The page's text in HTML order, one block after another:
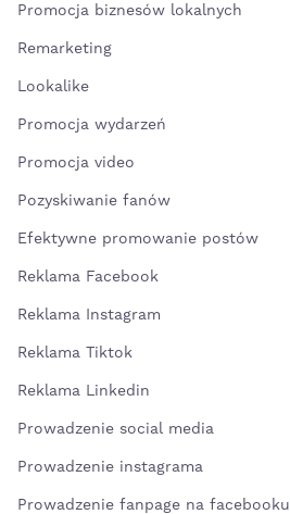
Promocja biznesów lokalnych
Remarketing
Lookalike
Promocja wydarzeń
Promocja video
Pozyskiwanie fanów
Efektywne promowanie postów
Reklama Facebook
Reklama Instagram
Reklama Tiktok
Reklama Linkedin
Prowadzenie social media
Prowadzenie instagrama
Prowadzenie fanpage na facebooku